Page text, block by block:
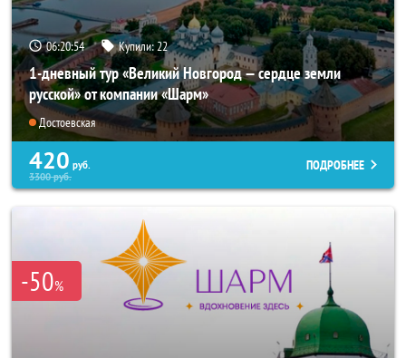
06:20:54 Купили: 22
1-дневный тур «Великий Новгород — сердце земли
русской» от компании «Шарм»
Достоевская
420 руб.
3300руб.
ПОДРОБНЕЕ
-50%